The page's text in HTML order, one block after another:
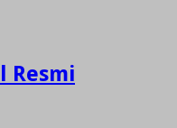
Resmi